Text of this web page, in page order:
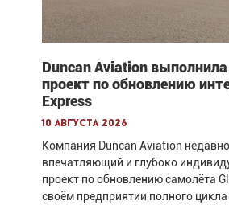
Duncan Aviation
проект по обновлению
Express
10 августа 2026
Компания Duncan Aviation
впечатляющий и глубоко
проект по обновлению самолёта
своём предприятии полного